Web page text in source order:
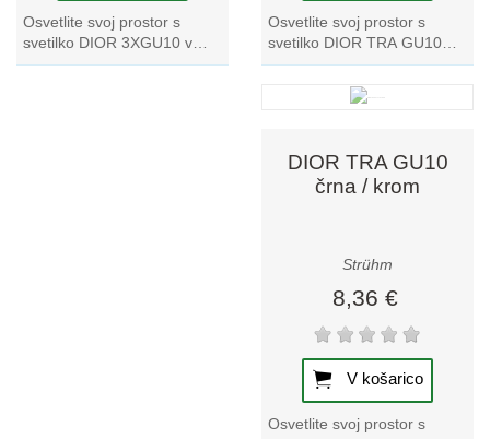
Osvetlite svoj prostor s
svetilko DIOR 3XGU10 v
črni/krom barvi. Ta
Osvetlite svoj prostor s
svetilko DIOR TRA GU10
belo/krom. Popolna
kombinacija sloga in
funkcionalnosti za vsako...
DIOR TRA GU10
črna / krom
Strühm
8,36 €
V košarico
Osvetlite svoj prostor s